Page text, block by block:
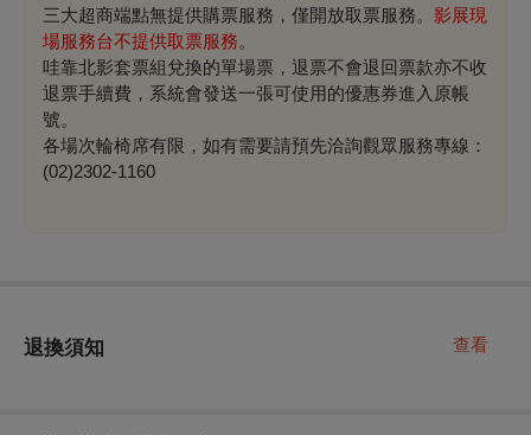
三大超商端點無提供購票服務，僅開放取票服務。 影展現
場服務台不提供取票服務。
哇靠北影套票組兌換的單場票，退票不會退回票款亦不收
退票手續費，系統會發送一張可使用的優惠券進入原帳
號。
各場次輪椅席有限，如有需要請預先洽詢觀眾服務專線：
(02)2302-1160
退換須知 查看